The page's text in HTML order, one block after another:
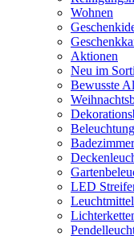
Wohnen
Aktionen
Neu im
Bewusste
LED
Leuchtmittel